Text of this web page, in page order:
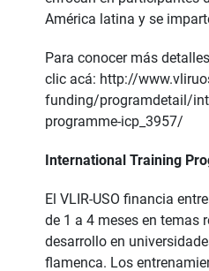
América latina y se
Para conocer más
clic acá: http://
funding/programdetail/
programme-icp_3957/
International Training
El VLIR-USO financia
de 1 a 4 meses en temas
desarrollo en
flamenca. Los